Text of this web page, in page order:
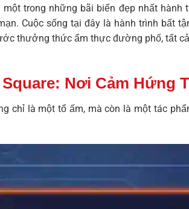
trong những bãi biển đẹp nhất
Cuộc sống tại đây là hành trình bất
thưởng thức ẩm thực đường phố, tất
Nơi Cảm Hứng
chỉ là một tổ ấm, mà còn là một tác